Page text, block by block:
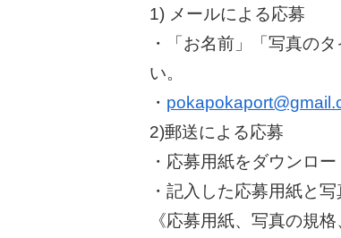
1) メールによる応募
・「お名前」「写真の
い。
・
2)郵送による応募
・応募用紙をダウンロ
・記入した応募用紙と
《応募用紙、写真の規